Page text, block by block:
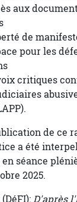
aux
de
pour les
critiques
de ce
a été
séance
2025.
(DéFI):D'après